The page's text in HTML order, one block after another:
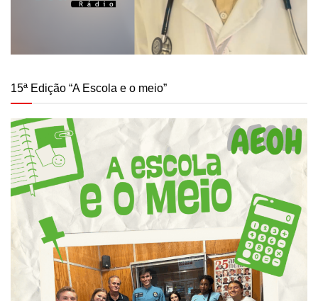
15ª Edição “A Escola e o meio”